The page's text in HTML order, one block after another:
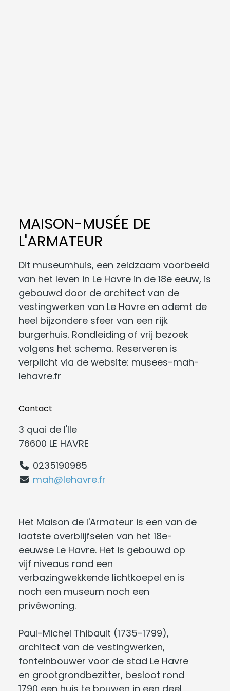
MAISON-MUSÉE DE
L'ARMATEUR
Dit museumhuis, een zeldzaam voorbeeld
van het leven in Le Havre in de 18e eeuw, is
gebouwd door de architect van de
vestingwerken van Le Havre en ademt de
heel bijzondere sfeer van een rijk
burgerhuis. Rondleiding of vrij bezoek
volgens het schema. Reserveren is
verplicht via de website: musees-mah-
lehavre.fr
Contact
3 quai de l'Ile
76600 LE HAVRE
0235190985
mah@lehavre.fr
Het Maison de l'Armateur is een van de
laatste overblijfselen van het 18e-
eeuwse Le Havre. Het is gebouwd op
vijf niveaus rond een
verbazingwekkende lichtkoepel en is
noch een museum noch een
privéwoning.
Paul-Michel Thibault (1735-1799),
architect van de vestingwerken,
fonteinbouwer voor de stad Le Havre
en grootgrondbezitter, besloot rond